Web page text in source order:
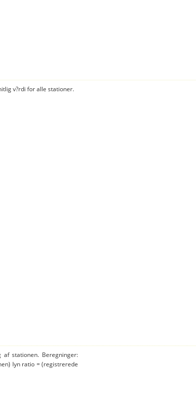
v?rdi for alle stationer.
stationen. Beregninger:
lyn ratio = (registrerede